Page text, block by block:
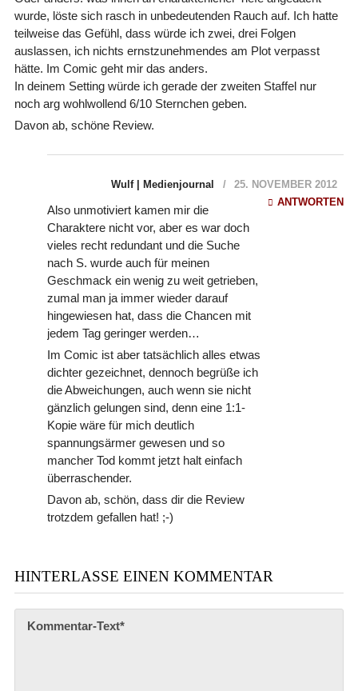
wurde, löste sich rasch in unbedeutenden Rauch auf. Ich hatte
teilweise das Gefühl, dass würde ich zwei, drei Folgen
auslassen, ich nichts ernstzunehmendes am Plot verpasst
hätte. Im Comic geht mir das anders.
In deinem Setting würde ich gerade der zweiten Staffel nur
noch arg wohlwollend 6/10 Sternchen geben.
Davon ab, schöne Review.
Wulf | Medienjournal
25. NOVEMBER 2012
ANTWORTEN
Also unmotiviert kamen mir die
Charaktere nicht vor, aber es war doch
vieles recht redundant und die Suche
nach S. wurde auch für meinen
Geschmack ein wenig zu weit getrieben,
zumal man ja immer wieder darauf
hingewiesen hat, dass die Chancen mit
jedem Tag geringer werden…
Im Comic ist aber tatsächlich alles etwas
dichter gezeichnet, dennoch begrüße ich
die Abweichungen, auch wenn sie nicht
gänzlich gelungen sind, denn eine 1:1-
Kopie wäre für mich deutlich
spannungsärmer gewesen und so
mancher Tod kommt jetzt halt einfach
überraschender.
Davon ab, schön, dass dir die Review
trotzdem gefallen hat! ;-)
HINTERLASSE EINEN KOMMENTAR